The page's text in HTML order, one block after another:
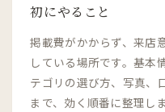
初にやること
掲載費がかからず、来店
している場所です。基本
テゴリの選び方、写真、
まで、効く順番に整理し